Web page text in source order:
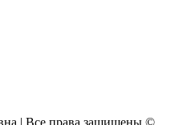
| Все права защищены ©